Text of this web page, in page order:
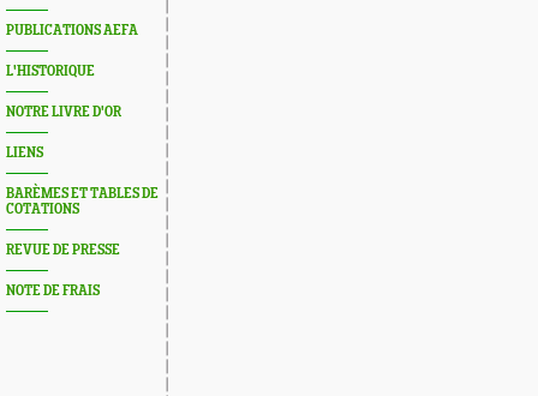
PUBLICATIONS AEFA
L'HISTORIQUE
NOTRE LIVRE D'OR
LIENS
BARÈMES ET TABLES DE
COTATIONS
REVUE DE PRESSE
NOTE DE FRAIS